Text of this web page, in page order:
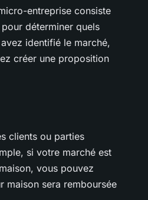
entreprise consiste
déterminer quels
identifié le marché,
créer une proposition
clients ou parties
si votre marché est
vous pouvez
maison sera remboursée